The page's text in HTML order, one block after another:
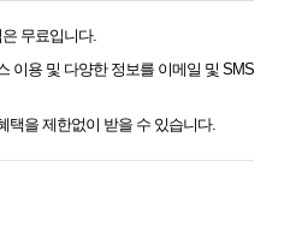
무료입니다.
이용 및 다양한 정보를 이메일 및 SMS
택을 제한없이 받을 수 있습니다.